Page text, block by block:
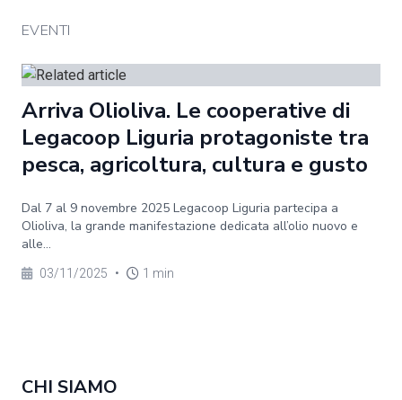
EVENTI
Arriva Olioliva. Le cooperative di
Legacoop Liguria protagoniste tra
pesca, agricoltura, cultura e gusto
Dal 7 al 9 novembre 2025 Legacoop Liguria partecipa a
Olioliva, la grande manifestazione dedicata all’olio nuovo e
alle...
03/11/2025 • 1 min
CHI SIAMO